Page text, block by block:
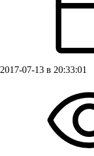
2017-07-13 в 20:33:01